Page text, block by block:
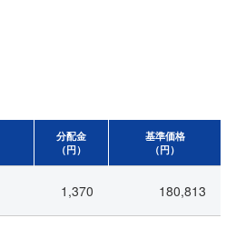
分配金
（円）
基準価格
（円）
1,370 180,813